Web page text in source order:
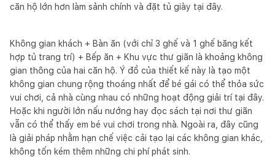
căn hộ lớn hơn làm sảnh chính và đặt tủ giày tại đây.
Không gian khách + Bàn ăn (với chỉ 3 ghế và 1 ghế băng kết
hợp tủ trang trí) + Bếp ăn + Khu vực thư giãn là khoảng không
gian thông của hai căn hộ. Ý đồ của thiết kế này là tạo một
không gian chung rộng thoáng nhất để bé gái có thể thỏa sức
vui chơi, cả nhà cùng nhau có những hoạt động giải trí tại đây.
Hoặc khi người lớn nấu nướng hay đọc sách tại nơi thư giãn
vẫn có thể thấy em bé vui chơi trong nhà. Ngoài ra, đây cũng
là giải pháp nhằm hạn chế việc cải tạo lại các không gian khác,
không tốn kém thêm những chi phí phát sinh.